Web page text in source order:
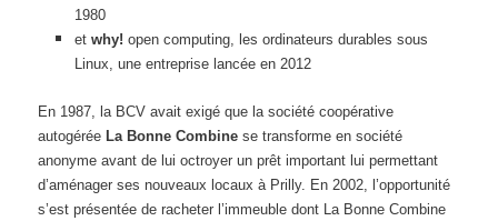
1980
et why! open computing, les ordinateurs durables sous
Linux, une entreprise lancée en 2012
En 1987, la BCV avait exigé que la société coopérative
autogérée La Bonne Combine se transforme en société
anonyme avant de lui octroyer un prêt important lui permettant
d’aménager ses nouveaux locaux à Prilly. En 2002, l’opportunité
s’est présentée de racheter l’immeuble dont La Bonne Combine